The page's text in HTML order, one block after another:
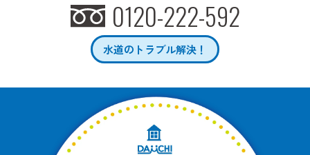
0120-222-592
水道のトラブル解決！